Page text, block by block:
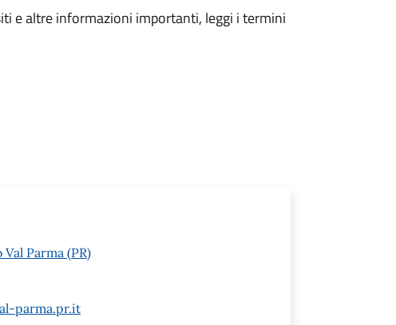
e altre informazioni importanti, leggi i termini
Parma (PR)
parma.pr.it